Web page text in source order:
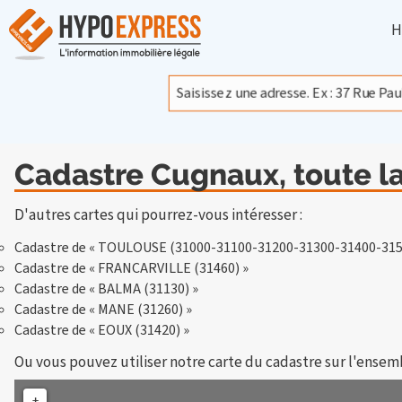
Cadastre Cugnaux, toute
D'autres cartes qui pourrez-vous intéresser :
Cadastre de « TOULOUSE (31000-31100-31200-31300-31400-
Cadastre de « FRANCARVILLE (31460) »
Cadastre de « BALMA (31130) »
Cadastre de « MANE (31260) »
Cadastre de « EOUX (31420) »
Ou vous pouvez utiliser notre carte du cadastre sur